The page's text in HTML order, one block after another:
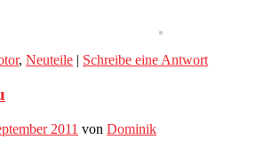
, Neuteile | Schreibe eine Antwort
2011 von Dominik